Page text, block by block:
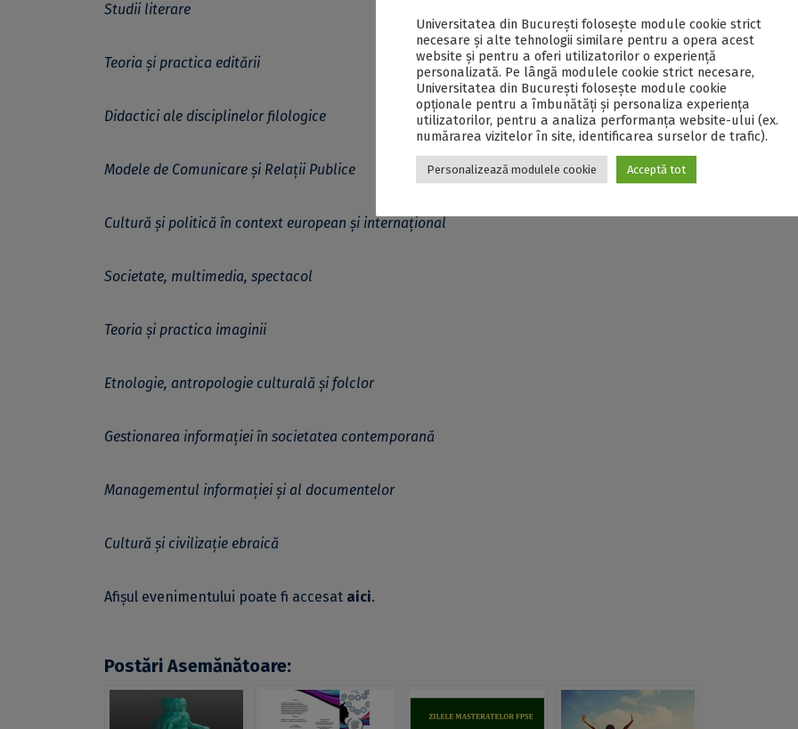
Studii literare
Teoria și practica editării
Didactici ale disciplinelor filologice
Modele de Comunicare și Relații Publice
Cultură și politică în context european și internațional
Societate, multimedia, spectacol
Teoria și practica imaginii
Etnologie, antropologie culturală și folclor
Gestionarea informației în societatea contemporană
Managementul informației și al documentelor
Cultură și civilizație ebraică
Afișul evenimentului poate fi accesat aici.
Postări Asemănătoare:
Universitatea din București folosește module cookie strict
necesare și alte tehnologii similare pentru a opera acest
website și pentru a oferi utilizatorilor o experiență
personalizată. Pe lângă modulele cookie strict necesare,
Universitatea din București folosește module cookie
opționale pentru a îmbunătăți și personaliza experiența
utilizatorilor, pentru a analiza performanța website-ului (ex.
numărarea vizitelor în site, identificarea surselor de trafic).
Personalizează modulele cookie Acceptă tot